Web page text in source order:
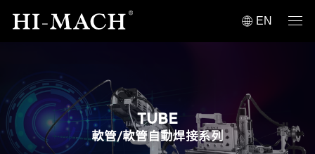
EN
TUBE
軟管/軟管自動焊接系列